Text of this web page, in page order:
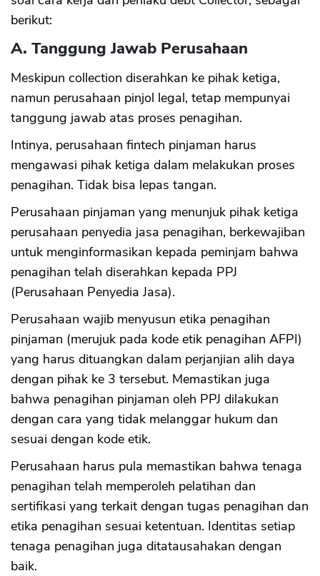
berikut:
A. Tanggung Jawab Perusahaan
Meskipun collection diserahkan ke pihak ketiga,
namun perusahaan pinjol legal, tetap mempunyai
tanggung jawab atas proses penagihan.
Intinya, perusahaan fintech pinjaman harus
mengawasi pihak ketiga dalam melakukan proses
penagihan. Tidak bisa lepas tangan.
Perusahaan pinjaman yang menunjuk pihak ketiga
perusahaan penyedia jasa penagihan, berkewajiban
untuk menginformasikan kepada peminjam bahwa
penagihan telah diserahkan kepada PPJ
(Perusahaan Penyedia Jasa).
Perusahaan wajib menyusun etika penagihan
pinjaman (merujuk pada kode etik penagihan AFPI)
yang harus dituangkan dalam perjanjian alih daya
dengan pihak ke 3 tersebut. Memastikan juga
bahwa penagihan pinjaman oleh PPJ dilakukan
dengan cara yang tidak melanggar hukum dan
sesuai dengan kode etik.
Perusahaan harus pula memastikan bahwa tenaga
penagihan telah memperoleh pelatihan dan
sertifikasi yang terkait dengan tugas penagihan dan
etika penagihan sesuai ketentuan. Identitas setiap
tenaga penagihan juga ditatausahakan dengan
baik.